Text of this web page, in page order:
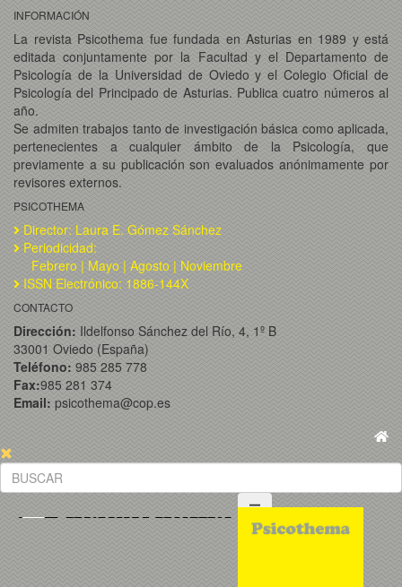
INFORMACIÓN
La revista Psicothema fue fundada en Asturias en 1989 y está
editada conjuntamente por la Facultad y el Departamento de
Psicología de la Universidad de Oviedo y el Colegio Oficial de
Psicología del Principado de Asturias. Publica cuatro números al
año.
Se admiten trabajos tanto de investigación básica como aplicada,
pertenecientes a cualquier ámbito de la Psicología, que
previamente a su publicación son evaluados anónimamente por
revisores externos.
PSICOTHEMA
Director: Laura E. Gómez Sánchez
Periodicidad:
Febrero | Mayo | Agosto | Noviembre
ISSN Electrónico: 1886-144X
CONTACTO
Dirección: Ildelfonso Sánchez del Río, 4, 1º B
33001 Oviedo (España)
Teléfono: 985 285 778
Fax:985 281 374
Email: psicothema@cop.es